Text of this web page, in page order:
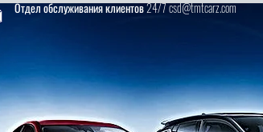
Отдел обслуживания клиентов 24/7 csd@tmtcarz.com